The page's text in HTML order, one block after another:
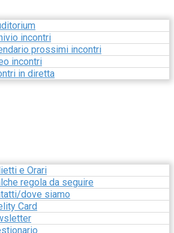
incontri
prossimi incontri
incontri
in diretta
e Orari
regola da seguire
dove siamo
Card